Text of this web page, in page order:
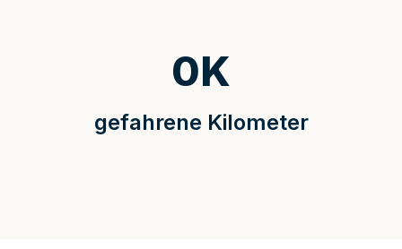
gefahrene Kilometer
0K